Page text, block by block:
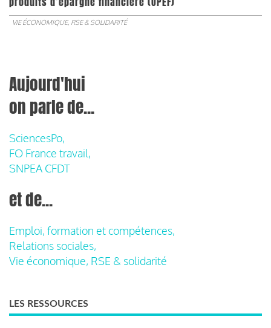
VIE ÉCONOMIQUE, RSE & SOLIDARITÉ
Aujourd'hui
on parle de...
SciencesPo,
FO France travail,
SNPEA CFDT
et de...
Emploi, formation et compétences,
Relations sociales,
Vie économique, RSE & solidarité
LES RESSOURCES